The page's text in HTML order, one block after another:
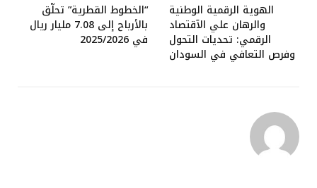
الهوية الرقمية الوطنية
والرهان علي الآقتصاد
الرقمي: تحديات التحول
وفرص التعافي في السودان
“الخطوط القطرية” تحلّق
بالأرباح إلى 7.08 مليار ريال
في 2025/2026